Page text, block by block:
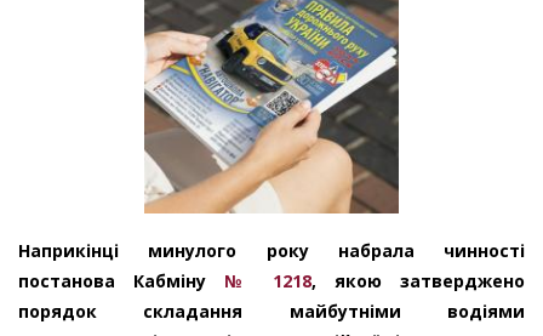
Наприкінці минулого року набрала чинності
постанова Кабміну № 1218, якою затверджено
порядок складання майбутніми водіями